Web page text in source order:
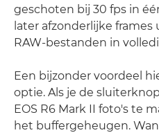
geschoten bij 30 fps in
later afzonderlijke
RAW-bestanden in
Een bijzonder voordeel
optie. Als je de
EOS R6 Mark II foto's te
het buffergeheugen.